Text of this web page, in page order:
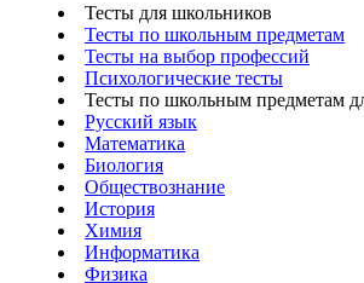
Тесты для школьников
Тесты по школьным предметам
Тесты на выбор профессий
Психологические тесты
Тесты по школьным предметам
Русский язык
Математика
Биология
Обществознание
История
Химия
Информатика
Физика